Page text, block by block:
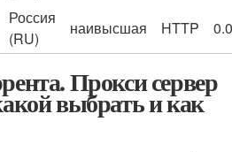
Россия
(RU)
наивысшая HTTP
Прокси сервер
выбрать и как